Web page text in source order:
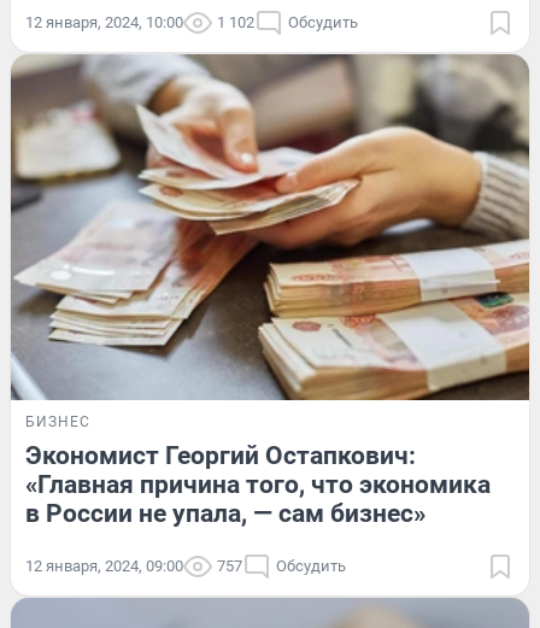
12 января, 2024, 10:00 1 102 Обсудить
БИЗНЕС
Экономист Георгий Остапкович:
«Главная причина того, что экономика
в России не упала, — сам бизнес»
12 января, 2024, 09:00 757 Обсудить